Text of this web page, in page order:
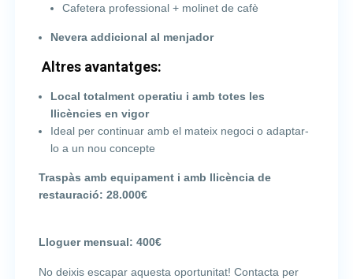
Cafetera professional + molinet de cafè
Nevera addicional al menjador
Altres avantatges:
Local totalment operatiu i amb totes les
llicències en vigor
Ideal per continuar amb el mateix negoci o adaptar-
lo a un nou concepte
Traspàs amb equipament i amb llicència de
restauració: 28.000€
Lloguer mensual: 400€
No deixis escapar aquesta oportunitat! Contacta per